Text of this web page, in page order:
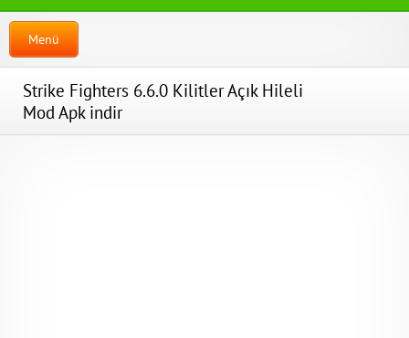
Menü
Strike Fighters 6.6.0 Kilitler Açık Hileli
Mod Apk indir